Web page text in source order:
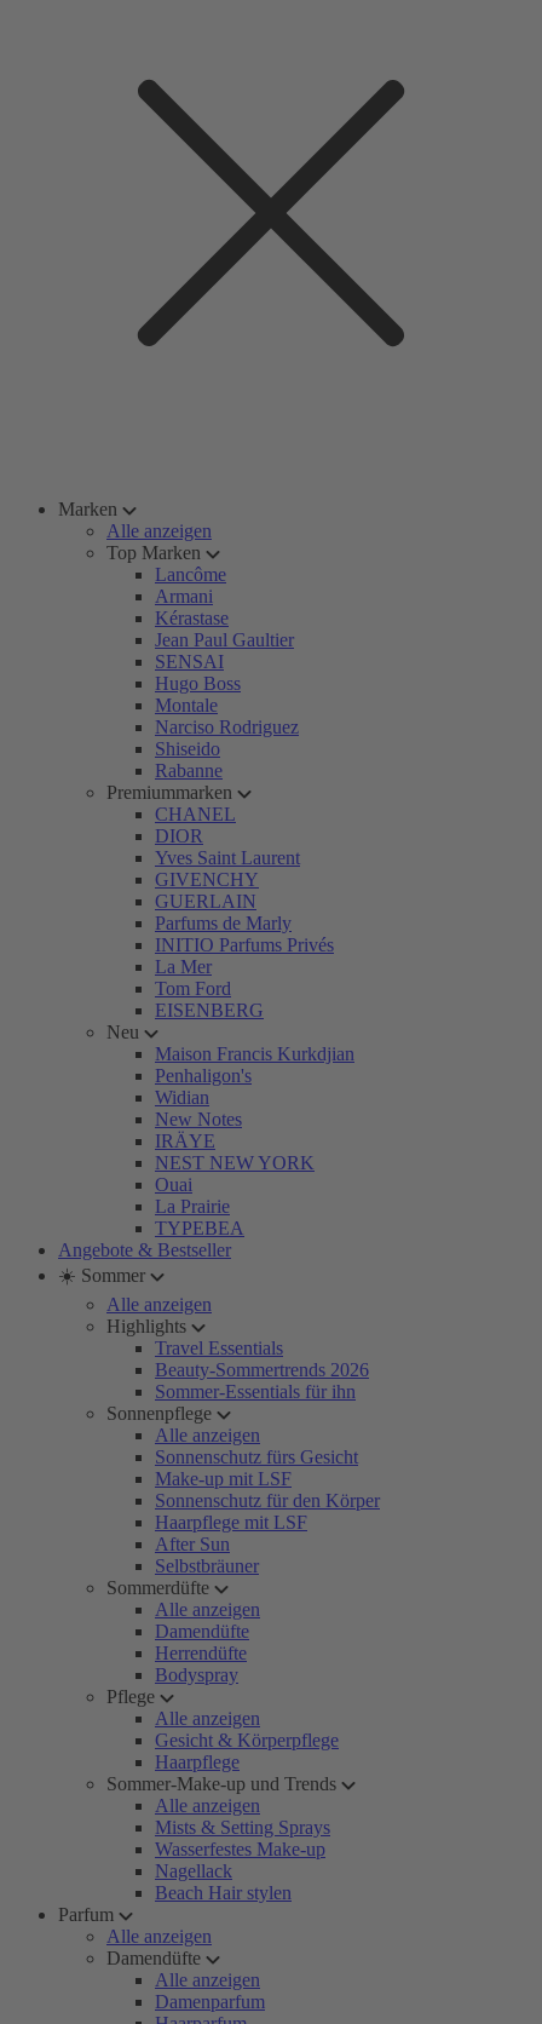
Marken
Alle anzeigen
Top Marken
Lancôme
Armani
Kérastase
Jean Paul Gaultier
SENSAI
Hugo Boss
Montale
Narciso Rodriguez
Shiseido
Rabanne
Premiummarken
CHANEL
DIOR
Yves Saint Laurent
GIVENCHY
GUERLAIN
Parfums de Marly
INITIO Parfums Privés
La Mer
Tom Ford
EISENBERG
Neu
Maison Francis Kurkdjian
Penhaligon's
Widian
New Notes
IRÄYE
NEST NEW YORK
Ouai
La Prairie
TYPEBEA
Angebote & Bestseller
☀️ Sommer
Alle anzeigen
Highlights
Travel Essentials
Beauty-Sommertrends 2026
Sommer-Essentials für ihn
Sonnenpflege
Alle anzeigen
Sonnenschutz fürs Gesicht
Make-up mit LSF
Sonnenschutz für den Körper
Haarpflege mit LSF
After Sun
Selbstbräuner
Sommerdüfte
Alle anzeigen
Damendüfte
Herrendüfte
Bodyspray
Pflege
Alle anzeigen
Gesicht & Körperpflege
Haarpflege
Sommer-Make-up und Trends
Alle anzeigen
Mists & Setting Sprays
Wasserfestes Make-up
Nagellack
Beach Hair stylen
Parfum
Alle anzeigen
Damendüfte
Alle anzeigen
Damenparfum